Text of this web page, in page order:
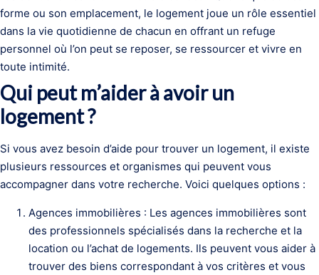
forme ou son emplacement, le logement joue un rôle essentiel
dans la vie quotidienne de chacun en offrant un refuge
personnel où l’on peut se reposer, se ressourcer et vivre en
toute intimité.
Qui peut m’aider à avoir un
logement ?
Si vous avez besoin d’aide pour trouver un logement, il existe
plusieurs ressources et organismes qui peuvent vous
accompagner dans votre recherche. Voici quelques options :
Agences immobilières : Les agences immobilières sont
des professionnels spécialisés dans la recherche et la
location ou l’achat de logements. Ils peuvent vous aider à
trouver des biens correspondant à vos critères et vous